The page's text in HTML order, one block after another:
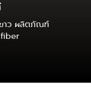
ขาว ผลิตภัณฑ์
fiber